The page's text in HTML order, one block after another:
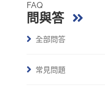
FAQ
問與答
全部問答
常見問題